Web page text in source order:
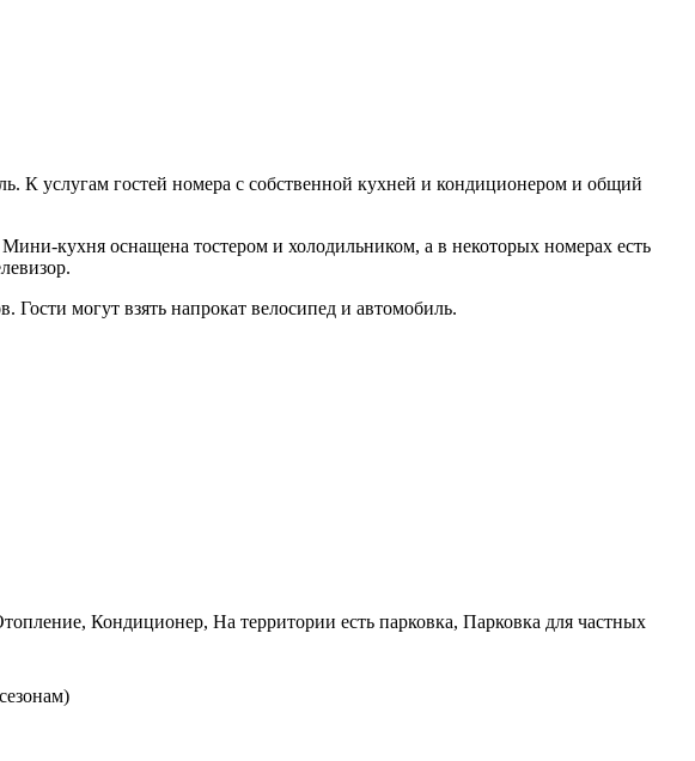
К услугам гостей номера с собственной кухней и кондиционером и общий
кухня оснащена тостером и холодильником, а в некоторых номерах есть
могут взять напрокат велосипед и автомобиль.
Кондиционер, На территории есть парковка, Парковка для частных